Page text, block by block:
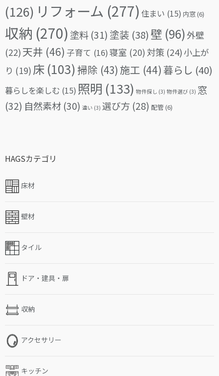
(126) リフォーム (277) 住まい (15) 内窓(6)
収納 (270) 塗料 (31) 塗装 (38) 壁 (96)外壁
(22)天井 (46) 子育て (16)寝室 (20) 対策 (24)小上が
り (19) 床 (103)掃除 (43) 施工 (44) 暮らし (40)
暮らしを楽しむ (15) 照明 (133) 物件探し (3) 物件選び (3) 窓
(32) 自然素材 (30) 違い (3) 選び方 (28) 配管(6)
HAGSカテゴリ
床材
壁材
タイル
ドア・建具・扉
収納
アクセサリー
キッチン